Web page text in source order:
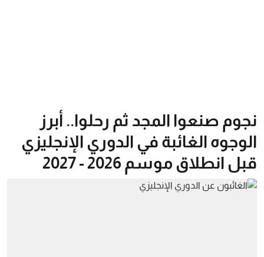
نجوم صنعوا المجد ثم رحلوا.. أبرز
الوجوه الغائبة في الدوري الإنجليزي
قبل انطلاق موسم 2026 - 2027